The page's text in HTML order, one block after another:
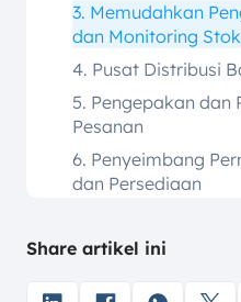
3. Memudahkan
dan Monitoring Stok
4. Pusat Distribusi
5. Pengepakan dan
Pesanan
6. Penyeimbang
dan Persediaan
1. Gudang Tertutup
2. Gudang Terbuka
Share artikel ini